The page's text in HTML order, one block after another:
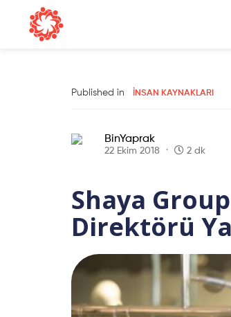
Published in İNSAN KAYNAKLARI
BinYaprak
22 Ekim 2018 2 dk
Shaya
Direktörü